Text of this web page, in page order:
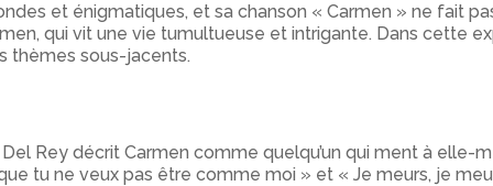
et énigmatiques, et sa chanson « Carmen » ne fait
qui vit une vie tumultueuse et intrigante. Dans cette
thèmes sous-jacents.
Rey décrit Carmen comme quelqu’un qui ment à elle-
tu ne veux pas être comme moi » et « Je meurs, je